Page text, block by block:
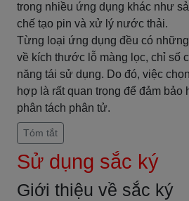
trong nhiều ứng dụng khác như
chế tạo pin và xử lý nước thải.
Từng loại ứng dụng đều có
về kích thước lỗ màng lọc, chỉ số
năng tái sử dụng. Do đó, việc
hợp là rất quan trọng để đảm bảo
phân tách phân tử.
Tóm tắt
Sử dụng sắc ký
Giới thiệu về sắc ký